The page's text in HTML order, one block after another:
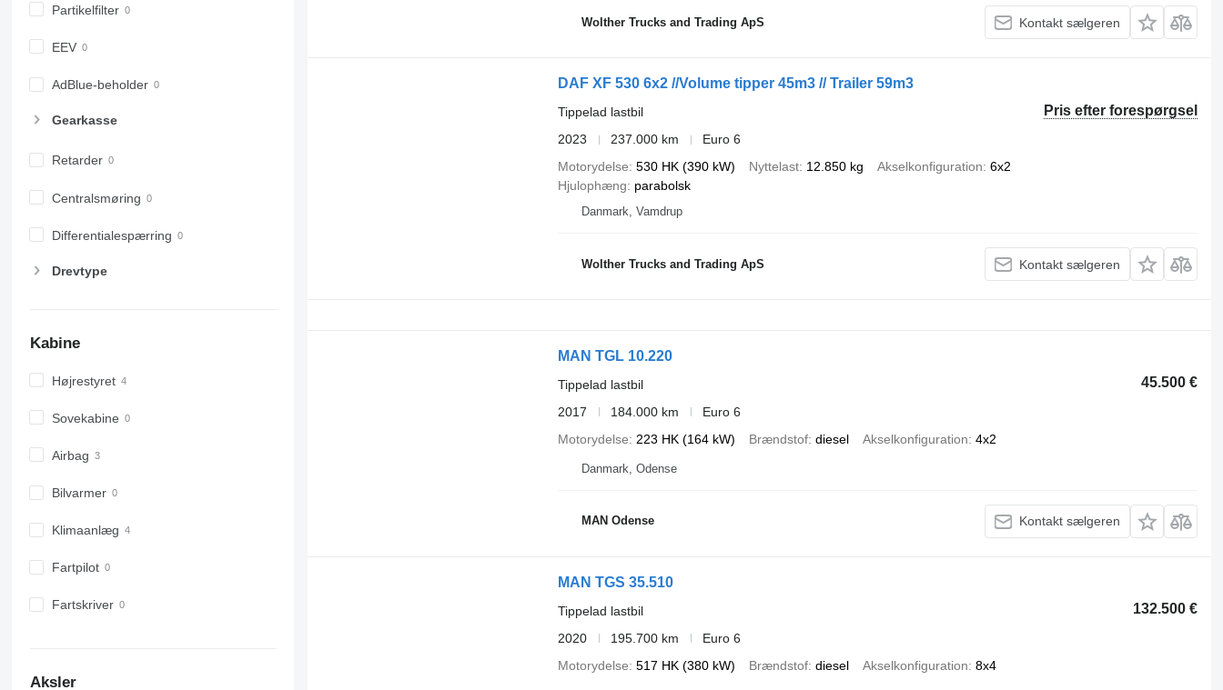
Partikelfilter
EEV
AdBlue-beholder
Gearkasse
Retarder
Centralsmøring
Differentialespærring
Drevtype
Kabine
Højrestyret
Sovekabine
Airbag
Bilvarmer
Klimaanlæg
Fartpilot
Fartskriver
Aksler
Wolther Trucks and Trading ApS Kontakt sælgeren
DAF XF 530 6x2 //Volume tipper 45m3 // Trailer 59m3
Pris efter forespørgsel
Tippelad lastbil
2023
237.000 km
Euro 6
Motorydelse 530 HK (390 kW) Nyttelast 12.850 kg Akselkonfiguration 6x2
Hjulophæng
parabolsk
Danmark, Vamdrup
Wolther Trucks and Trading ApS Kontakt sælgeren
MAN TGL 10.220
45.500 €
Tippelad lastbil
2017
184.000 km
Euro 6
Motorydelse
223 HK (164 kW) Brændstof diesel Akselkonfiguration 4x2
Danmark, Odense
MAN Odense Kontakt sælgeren
MAN TGS 35.510
132.500 €
Tippelad lastbil
2020
195.700 km
Euro 6
Motorydelse 517 HK (380 kW) Brændstof diesel Akselkonfiguration 8x4